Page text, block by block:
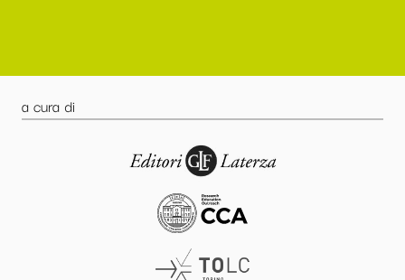
a cura di